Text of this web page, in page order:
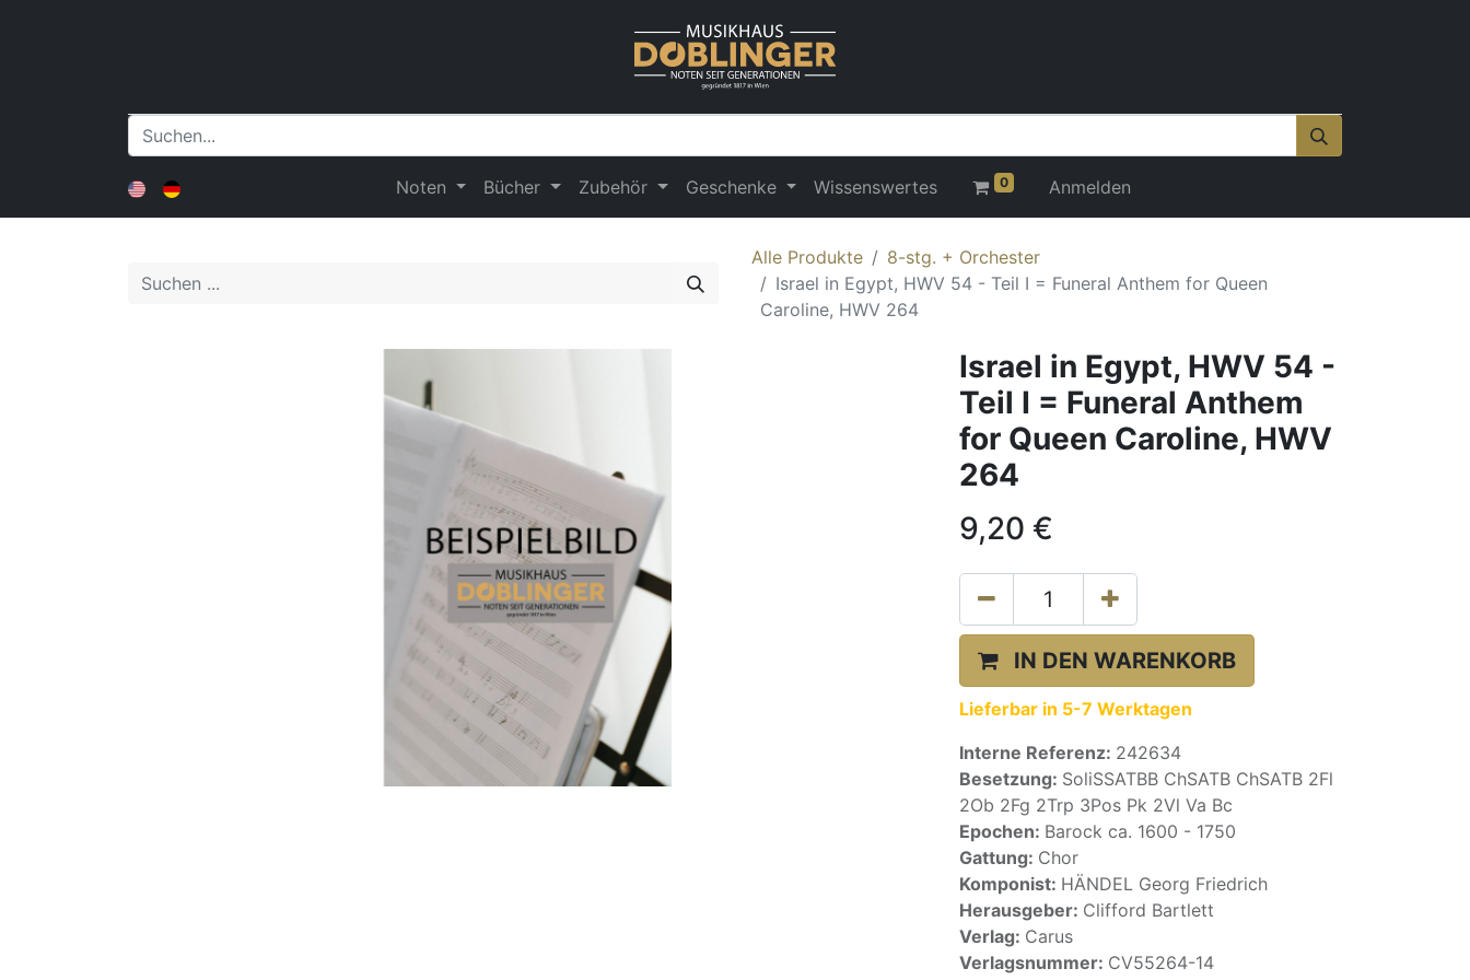
Noten Bücher Zubehör Geschenke Wissenswertes 0 Anmelden
Alle Produkte
8-stg. + Orchester
Israel in Egypt, HWV 54 - Teil I = Funeral Anthem for Queen
Caroline, HWV 264
Israel in Egypt, HWV 54 -
Teil I = Funeral Anthem
for Queen Caroline, HWV
264
9,20 €
IN DEN WARENKORB
Lieferbar in 5-7 Werktagen
Interne Referenz: 242634
Besetzung: SoliSSATBB ChSATB ChSATB 2Fl
2Ob 2Fg 2Trp 3Pos Pk 2Vl Va Bc
Epochen: Barock ca. 1600 - 1750
Gattung: Chor
Komponist: HÄNDEL Georg Friedrich
Herausgeber: Clifford Bartlett
Verlag: Carus
Verlagsnummer: CV55264-14